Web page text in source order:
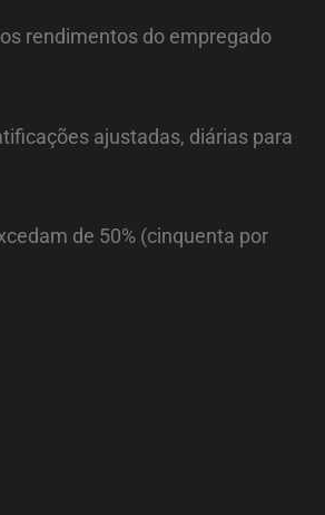
rendimentos do empregado
ajustadas, diárias para
de 50% (cinquenta por